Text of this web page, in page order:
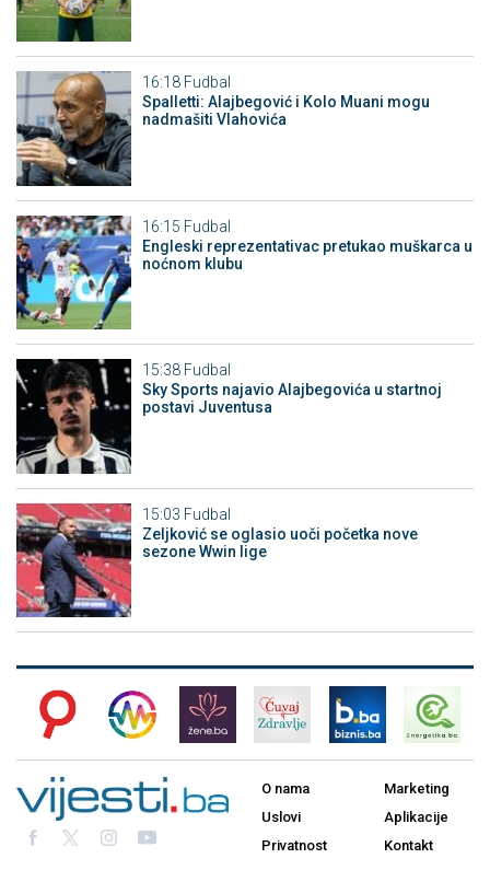
16:18 Fudbal
Spalletti: Alajbegović i Kolo Muani mogu
nadmašiti Vlahovića
16:15 Fudbal
Engleski reprezentativac pretukao muškarca u
noćnom klubu
15:38 Fudbal
Sky Sports najavio Alajbegovića u startnoj
postavi Juventusa
15:03 Fudbal
Zeljković se oglasio uoči početka nove
sezone Wwin lige
O nama
Uslovi
Privatnost
Marketing
Aplikacije
Kontakt